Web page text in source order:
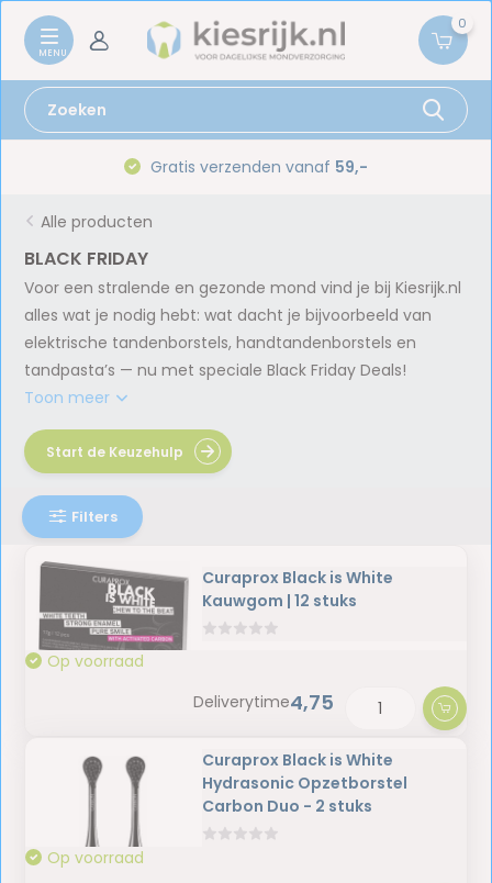
0
Gratis verzenden vanaf 59,-
Alle producten
BLACK FRIDAY
Voor een stralende en gezonde mond vind je bij Kiesrijk.nl
alles wat je nodig hebt: wat dacht je bijvoorbeeld van
elektrische tandenborstels, handtandenborstels en
tandpasta’s — nu met speciale Black Friday Deals!
Toon meer
Filters
Start de Keuzehulp
Curaprox Black is White
Kauwgom | 12 stuks
Op voorraad
Deliverytime4,75
Curaprox Black is White
Hydrasonic Opzetborstel
Carbon Duo - 2 stuks
Op voorraad